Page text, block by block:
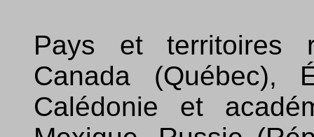
Pays et territoires
Canada (Québec),
Calédonie et